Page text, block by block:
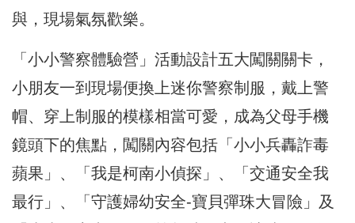
與，現場氣氛歡樂。
「小小警察體驗營」活動設計五大闖關關卡，
小朋友一到現場便換上迷你警察制服，戴上警
帽、穿上制服的模樣相當可愛，成為父母手機
鏡頭下的焦點，闖關內容包括「小小兵轟詐毒
蘋果」、「我是柯南小偵探」、「交通安全我
最行」、「守護婦幼安全-寶貝彈珠大冒險」及